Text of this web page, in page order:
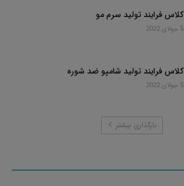
کلاس فرایند تولید سرم مو
5 جولای 2022
کلاس فرایند تولید شامپو ضد شوره
5 جولای 2022
بارگذاری بیشتر